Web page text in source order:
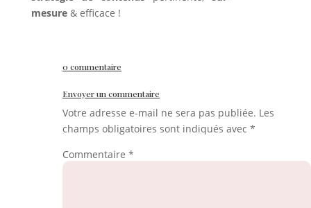
mesure& efficace !
0 commentaire
Envoyer un commentaire
Votre adresse e-mail ne sera pas publiée. Les
champs obligatoires sont indiqués avec *
Commentaire *